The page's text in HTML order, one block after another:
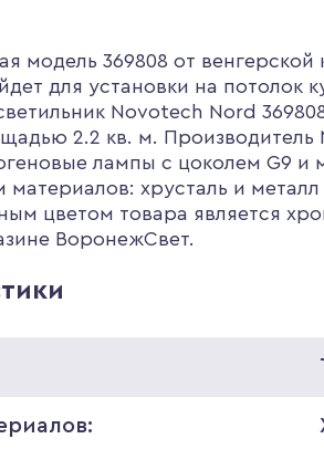
модель 369808 от
для установки на потолок
Novotech Nord
2.2 кв. м. Производитель
лампы с цоколем G9
материалов: хрусталь и
цветом товара является
ВоронежСвет.